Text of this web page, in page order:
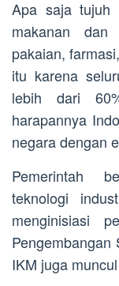
Apa saja tujuh
makanan
pakaian,
itu karena
lebih dari
harapannya
negara dengan
Pemerintah
teknologi
menginisiasi
IKM juga